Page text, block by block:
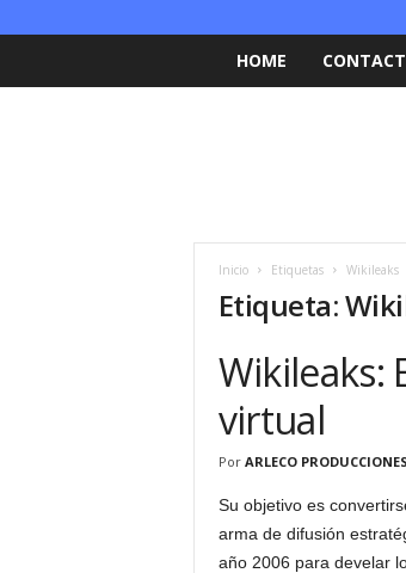
HOME
Inicio Etiquetas Wikileaks
Etiqueta:
Wikileaks:
virtual
Por ARLECO PRODUCCIONES
Su objetivo es
arma de difusión
año 2006 para develar